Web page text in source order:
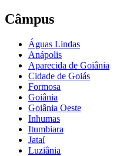
Câmpus
Águas Lindas
Anápolis
Aparecida de Goiânia
Cidade de Goiás
Formosa
Goiânia
Goiânia Oeste
Inhumas
Itumbiara
Jataí
Luziânia